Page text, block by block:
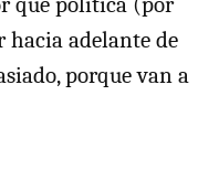
hacia adelante de
porque van a